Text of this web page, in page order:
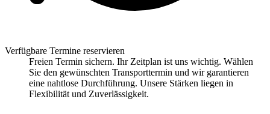
Verfügbare Termine reservieren
Freien Termin sichern. Ihr Zeitplan ist uns wichtig. Wählen
Sie den gewünschten Transporttermin und wir garantieren
eine nahtlose Durchführung. Unsere Stärken liegen in
Flexibilität und Zuverlässigkeit.